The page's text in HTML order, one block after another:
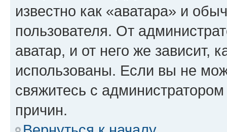
известно как «аватара» и
пользователя. От
аватар, и от него же зависит,
использованы. Если вы не
свяжитесь с
причин.